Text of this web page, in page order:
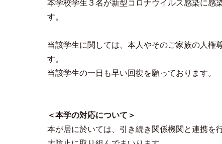
本学校学生３名が新型コロナウイルス感染に感
す。
当該学生に関しては、本人やそのご家族の人権
す。
当該学生の一日も早い回復を願っております。
＜本学の対応について＞
本が居に於いては、引き続き関係機関と連携を